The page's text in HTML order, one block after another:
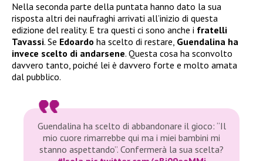
Nella seconda parte della puntata hanno dato la sua
risposta altri dei naufraghi arrivati all’inizio di questa
edizione del reality. E tra questi ci sono anche i fratelli
Tavassi. Se Edoardo ha scelto di restare, Guendalina ha
invece scelto di andarsene. Questa cosa ha sconvolto
davvero tanto, poiché lei è davvero forte e molto amata
dal pubblico.
Guendalina ha scelto di abbandonare il gioco: “Il
mio cuore rimarrebbe qui ma i miei bambini mi
stanno aspettando”. Confermerà la sua scelta?